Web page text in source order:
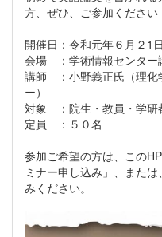
方、ぜひ、ご参加ください
開催日：令和元年６月２1
会場 ：学術情報センター
講師 ：小野義正氏（理化
ー）
対象 ：院生・教員・学研
定員 ：５０名
参加ご希望の方は、この
ミナー申し込み」、また
みください。